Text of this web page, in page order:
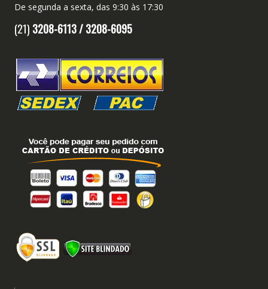
De segunda a sexta, das 9:30 às 17:30
(21) 3208-6113 /3208-6095